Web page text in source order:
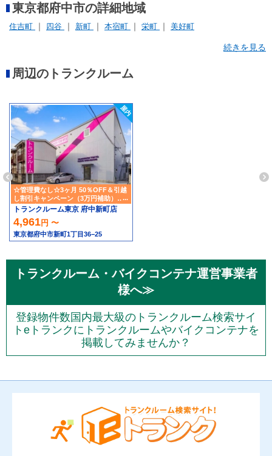
東京都府中市の詳細地域
住吉町 四谷 新町 本宿町 栄町 美好町
続きを見る
周辺のトランクルーム
☆管理費なし☆3ヶ月 50％OFF＆引越
し割引キャンペーン（3万円補助）＆
乗換え割引キャンペーン（3万円ギフ
ト券プレゼント)
トランクルーム東京 府中新町店
4,961円 〜
東京都府中市新町1丁目36−25
トランクルーム・バイクコンテナ運営事業者
様へ≫
登録物件数国内最大級のトランクルーム検索サイ
トeトランクにトランクルームやバイクコンテナを
掲載してみませんか？